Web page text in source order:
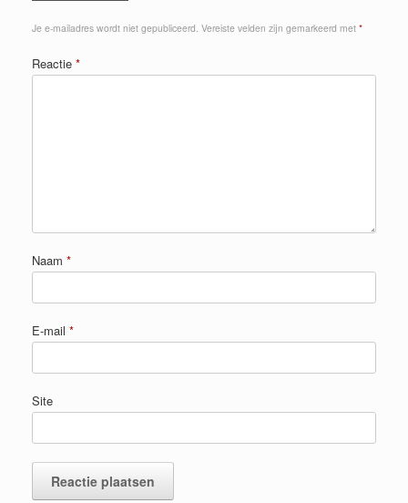
Je e-mailadres wordt niet gepubliceerd. Vereiste velden zijn gemarkeerd met *
Reactie *
Naam *
E-mail *
Site